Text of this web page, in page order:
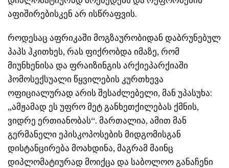
აფიშირებისკენ არ ისწრაფვის.
როდესაც აფრიკაში მოგზაურობიდან დაბრუნებულ
პაპს ჰკითხეს, რას ფიქრობდა იმაზე, რომ
მიუნხენისა და ფრაიზინგის არქიეპარქიაში
ჰომოსექსუალი წყვილების კურთხევა
ოფიციალურად არის შესაძლებელი, მან უპასუხა:
„ამჟამად ეს უფრო მეტ განხეთქილებას ქმნის,
ვიდრე ერთიანობას“. მართალია, ამით მან
გერმანელი ეპისკოპოსების მიდგომისგან
დისტანცირება მოახდინა, მაგრამ მაინც
დიპლომატიურად მოიქცა და საბოლოო განაჩენი